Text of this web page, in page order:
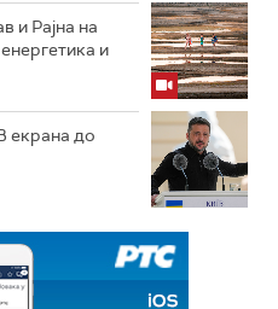
и Рајна на
и
екрана до